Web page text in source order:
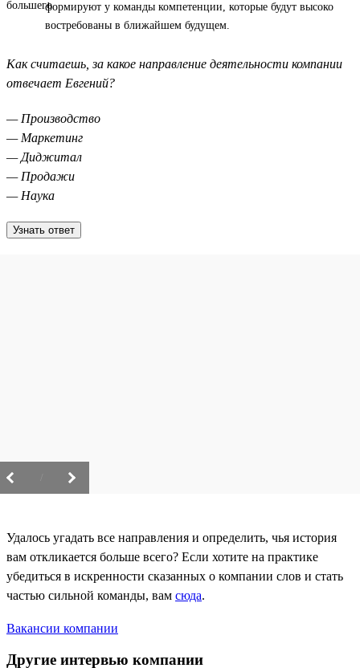
формируют у команды компетенции, которые будут высоко
востребованы в ближайшем будущем.
Как считаешь, за какое направление деятельности компании
отвечает Евгений?
— Производство
— Маркетинг
— Диджитал
— Продажи
— Наука
Узнать ответ
Удалось угадать все направления и определить, чья история
вам откликается больше всего? Если хотите на практике
убедиться в искренности сказанных о компании слов и стать
частью сильной команды, вам сюда.
Вакансии компании
Другие интервью компании